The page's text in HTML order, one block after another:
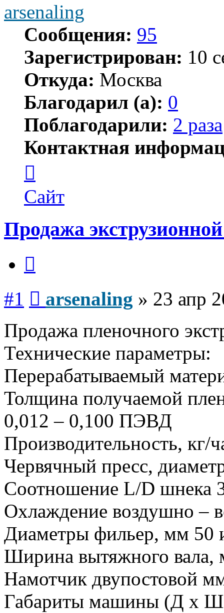
arsenaling
Сообщения: 95
Зарегистрирован: 10
Откуда: Москва
Благодарил (а): 0
Поблагодарили: 2 раза
Контактная
пользователя
arsenaling
Сайт
Продажа
#1 arsenaling » 23 апр
Продажа пленочного
Технические параметры:
Перерабатываемый
Толщина получаемой
0,012 – 0,100 ПЭВД
Производительность,
Червячный пресс,
Соотношение L/D шнека
Охлаждение воздушно –
Диаметры фильер, мм 50
Ширина вытяжного вала,
Намотчик двупостовой
Габариты машины (Д х